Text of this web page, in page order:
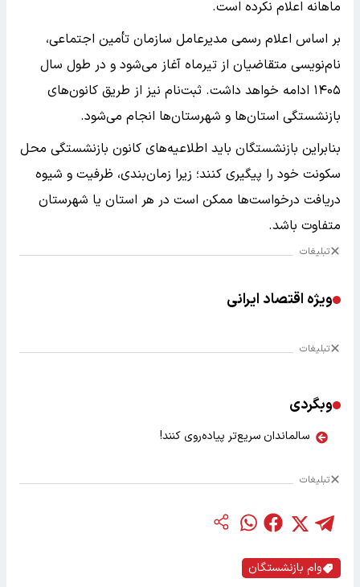
ماهانه اعلام نکرده است.
بر اساس اعلام رسمی مدیرعامل سازمان تأمین اجتماعی،
نام‌نویسی متقاضیان از تیرماه آغاز می‌شود و در طول سال
۱۴۰۵ ادامه خواهد داشت. ثبت‌نام نیز از طریق کانون‌های
بازنشستگی استان‌ها و شهرستان‌ها انجام می‌شود.
بنابراین بازنشستگان باید اطلاعیه‌های کانون بازنشستگی محل
سکونت خود را پیگیری کنند؛ زیرا زمان‌بندی، ظرفیت و شیوه
دریافت درخواست‌ها ممکن است در هر استان یا شهرستان
متفاوت باشد.
تبلیغات
ویژه اقتصاد ایرانی
تبلیغات
وبگردی
سالماندان سریع‌تر پیاده‌روی کنند!
تبلیغات
وام بازنشستگان